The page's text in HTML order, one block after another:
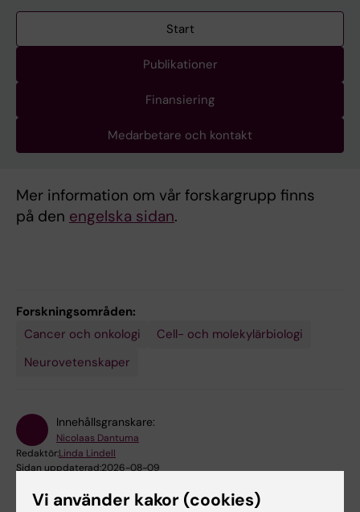
Start
Publikationer
Finansiering
Medarbetare och kontakt
Mer information om vår forskargrupp finns
på den engelska sidan.
Forskningsområden:
Cancer och onkologi
Cell- och molekylärbiologi
Neurovetenskaper
Innehållsgranskare:
Nicolaas Dantuma
Redaktör:Linda Lindell
Sidan uppdaterad:2026-08-09
Vi använder kakor (cookies)